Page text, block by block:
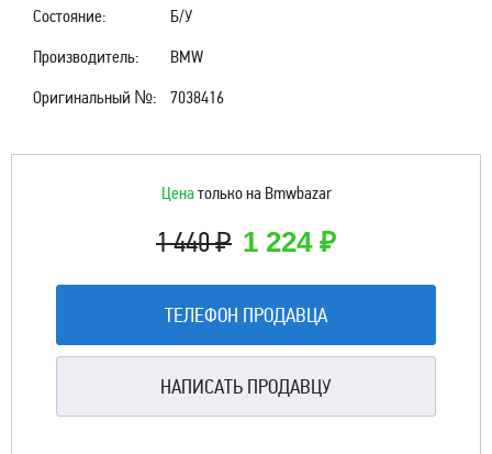
Цена только на Bmwbazar
1 440 ₽ 1 224 ₽
ТЕЛЕФОН ПРОДАВЦА
НАПИСАТЬ ПРОДАВЦУ
Состояние:
Б/У
Производитель:
BMW
Оригинальный №:
7038416